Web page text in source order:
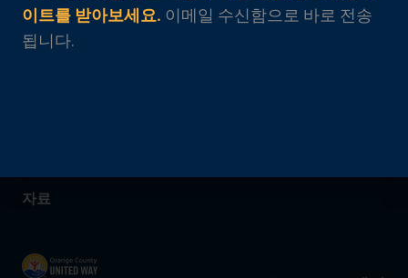
정보
장소
자료
이트를 받아보세요. 이메일 수신함으로 바로 전송
됩니다.